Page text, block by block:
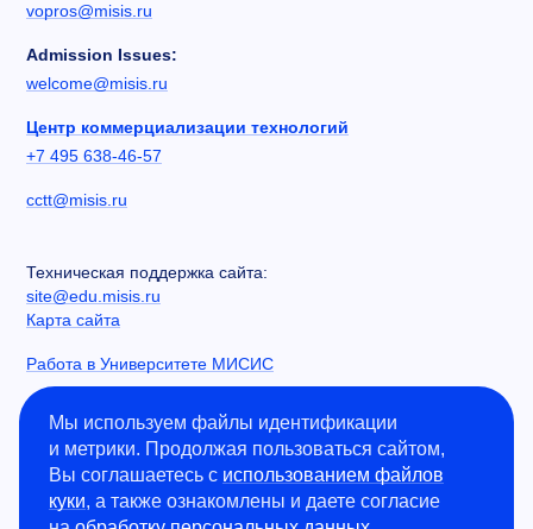
vopros@misis.ru
Admission Issues:
welcome@misis.ru
Центр коммерциализации технологий
+7 495 638-46-57
cctt@misis.ru
Техническая поддержка сайта:
site@edu.misis.ru
Карта сайта
Работа в Университете МИСИС
Сведения об образовательной организации
Информация о закупках
Противодействие коррупции
Политика конфиденциальности
Мы используем файлы идентификации
и метрики. Продолжая пользоваться сайтом,
Вы соглашаетесь с использованием файлов
куки, а также ознакомлены и даете согласие